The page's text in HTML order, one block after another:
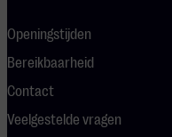
Openingstijden
Bereikbaarheid
Contact
Veelgestelde vragen